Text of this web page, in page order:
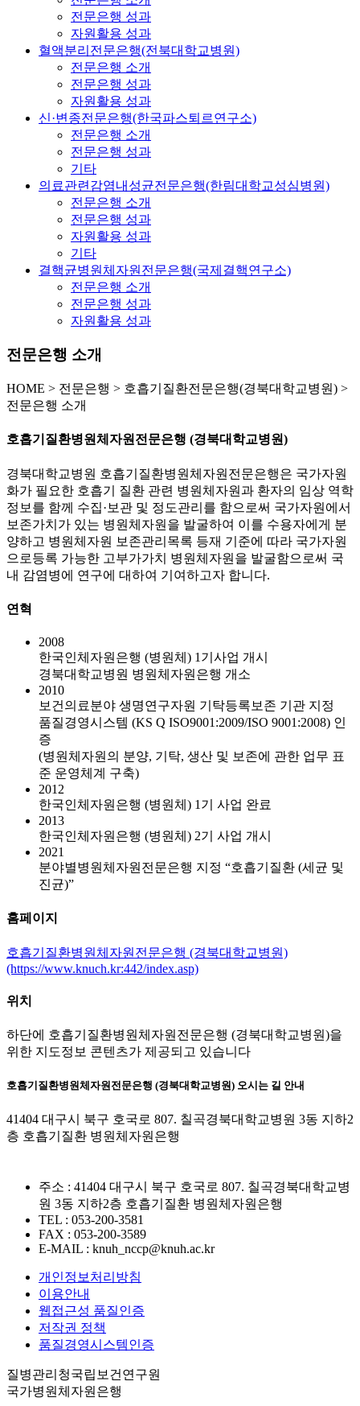
전문은행 성과
자원활용 성과
혈액분리전문은행(전북대학교병원)
전문은행 소개
전문은행 성과
자원활용 성과
신·변종전문은행(한국파스퇴르연구소)
전문은행 소개
전문은행 성과
기타
의료관련감염내성균전문은행(한림대학교성심병원)
전문은행 소개
전문은행 성과
자원활용 성과
기타
결핵균병원체자원전문은행(국제결핵연구소)
전문은행 소개
전문은행 성과
자원활용 성과
전문은행 소개
HOME > 전문은행 > 호흡기질환전문은행(경북대학교병원) >
전문은행 소개
호흡기질환병원체자원전문은행 (경북대학교병원)
경북대학교병원 호흡기질환병원체자원전문은행은 국가자원
화가 필요한 호흡기 질환 관련 병원체자원과 환자의 임상 역학
정보를 함께 수집·보관 및 정도관리를 함으로써 국가자원에서
보존가치가 있는 병원체자원을 발굴하여 이를 수용자에게 분
양하고 병원체자원 보존관리목록 등재 기준에 따라 국가자원
으로등록 가능한 고부가가치 병원체자원을 발굴함으로써 국
내 감염병에 연구에 대하여 기여하고자 합니다.
연혁
2008
한국인체자원은행 (병원체) 1기사업 개시
경북대학교병원 병원체자원은행 개소
2010
보건의료분야 생명연구자원 기탁등록보존 기관 지정
품질경영시스템 (KS Q ISO9001:2009/ISO 9001:2008) 인
증
(병원체자원의 분양, 기탁, 생산 및 보존에 관한 업무 표
준 운영체계 구축)
2012
한국인체자원은행 (병원체) 1기 사업 완료
2013
한국인체자원은행 (병원체) 2기 사업 개시
2021
분야별병원체자원전문은행 지정 “호흡기질환 (세균 및
진균)”
홈페이지
호흡기질환병원체자원전문은행 (경북대학교병원)
(https://www.knuch.kr:442/index.asp)
위치
하단에 호흡기질환병원체자원전문은행 (경북대학교병원)을
위한 지도정보 콘텐츠가 제공되고 있습니다
호흡기질환병원체자원전문은행 (경북대학교병원) 오시는 길 안내
41404 대구시 북구 호국로 807. 칠곡경북대학교병원 3동 지하2
층 호흡기질환 병원체자원은행
주소 : 41404 대구시 북구 호국로 807. 칠곡경북대학교병
원 3동 지하2층 호흡기질환 병원체자원은행
TEL : 053-200-3581
FAX : 053-200-3589
E-MAIL : knuh_nccp@knuh.ac.kr
개인정보처리방침
이용안내
웹접근성 품질인증
저작권 정책
품질경영시스템인증
질병관리청국립보건연구원
국가병원체자원은행